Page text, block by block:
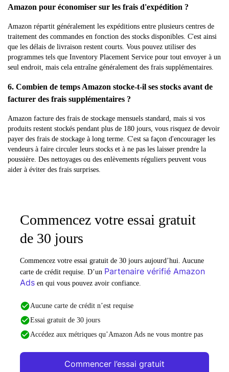
Amazon pour économiser sur les frais d'expédition ?
Amazon répartit généralement les expéditions entre plusieurs centres de
traitement des commandes en fonction des stocks disponibles. C'est ainsi
que les délais de livraison restent courts. Vous pouvez utiliser des
programmes tels que Inventory Placement Service pour tout envoyer à un
seul endroit, mais cela entraîne généralement des frais supplémentaires.
6. Combien de temps Amazon stocke-t-il ses stocks avant de
facturer des frais supplémentaires ?
Amazon facture des frais de stockage mensuels standard, mais si vos
produits restent stockés pendant plus de 180 jours, vous risquez de devoir
payer des frais de stockage à long terme. C'est sa façon d'encourager les
vendeurs à faire circuler leurs stocks et à ne pas les laisser prendre la
poussière. Des nettoyages ou des enlèvements réguliers peuvent vous
aider à éviter des frais surprises.
Commencez votre essai gratuit
de 30 jours
Commencez votre essai gratuit de 30 jours aujourd’hui. Aucune
carte de crédit requise. D’un Partenaire vérifié Amazon
Ads en qui vous pouvez avoir confiance.
Aucune carte de crédit n’est requise
Essai gratuit de 30 jours
Accédez aux métriques qu’Amazon Ads ne vous montre pas
Commencer l’essai gratuit